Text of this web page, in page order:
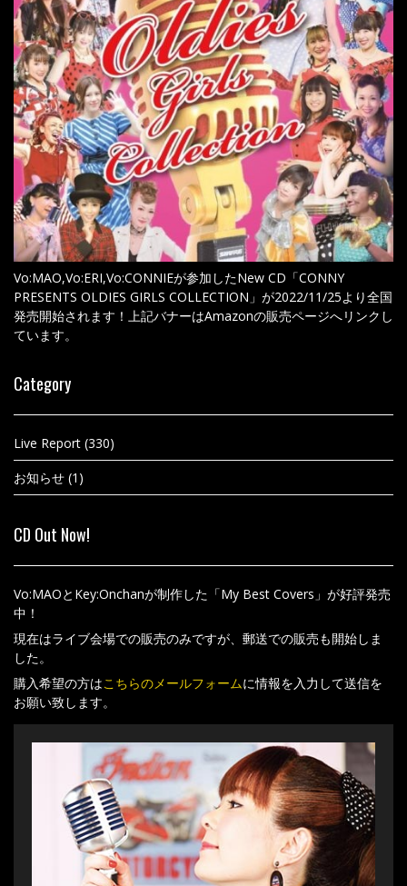
Vo:MAO,Vo:ERI,Vo:CONNIEが参加したNew CD「CONNY
PRESENTS OLDIES GIRLS COLLECTION」が2022/11/25より全国
発売開始されます！上記バナーはAmazonの販売ページへリンクし
ています。
Category
Live Report (330)
お知らせ (1)
CD Out Now!
Vo:MAOとKey:Onchanが制作した「My Best Covers」が好評発売
中！
現在はライブ会場での販売のみですが、郵送での販売も開始しま
した。
購入希望の方はこちらのメールフォームに情報を入力して送信を
お願い致します。